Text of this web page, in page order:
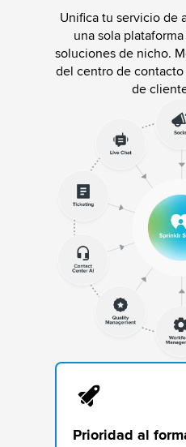
Unifica tu servicio de
una sola
soluciones de nicho.
del centro de
de
Prioridad al